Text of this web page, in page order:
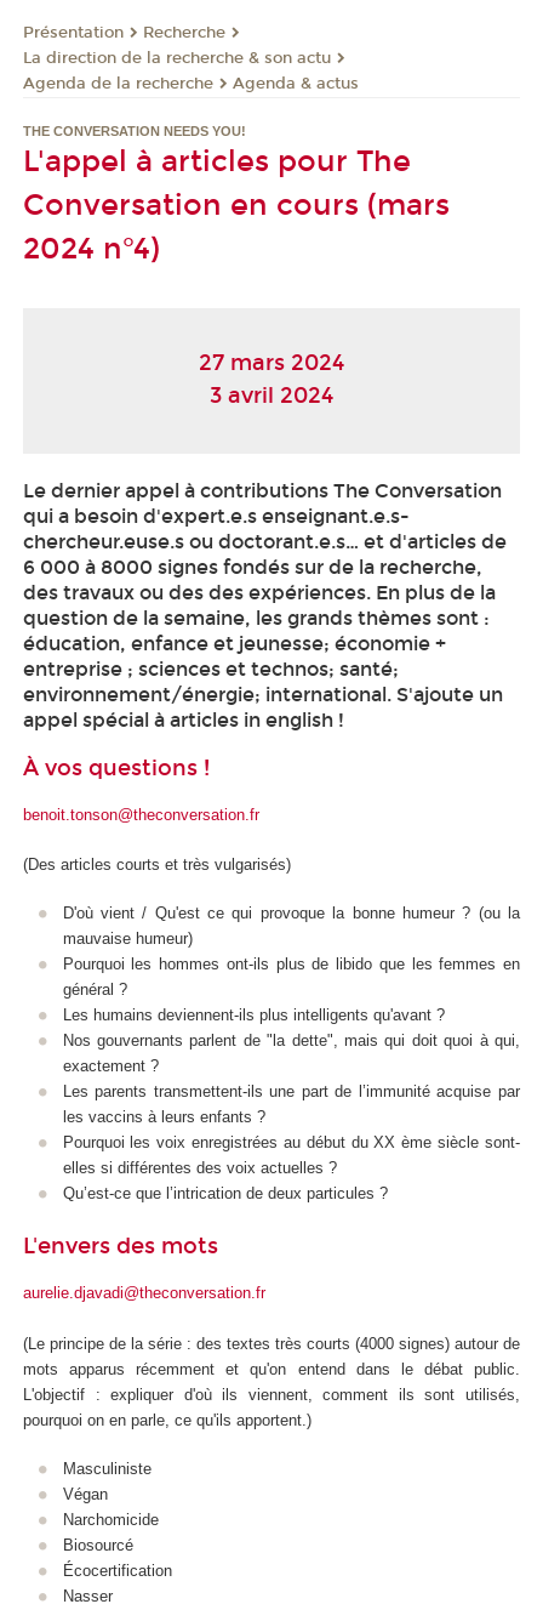
Présentation
Recherche
La direction de la recherche & son actu
Agenda de la recherche
Agenda & actus
THE CONVERSATION NEEDS YOU!
L'appel à articles pour The
Conversation en cours (mars
2024 n°4)
27 mars 2024
3 avril 2024
Le dernier appel à contributions The Conversation
qui a besoin d'expert.e.s enseignant.e.s-
chercheur.euse.s ou doctorant.e.s… et d'articles de
6 000 à 8000 signes fondés sur de la recherche,
des travaux ou des des expériences. En plus de la
question de la semaine, les grands thèmes sont :
éducation, enfance et jeunesse; économie +
entreprise ; sciences et technos; santé;
environnement/énergie; international. S'ajoute un
appel spécial à articles in english !
À vos questions !
benoit.tonson@theconversation.fr
(Des articles courts et très vulgarisés)
D'où vient / Qu'est ce qui provoque la bonne humeur ? (ou la
mauvaise humeur)
Pourquoi les hommes ont-ils plus de libido que les femmes en
général ?
Les humains deviennent-ils plus intelligents qu'avant ?
Nos gouvernants parlent de "la dette", mais qui doit quoi à qui,
exactement ?
Les parents transmettent-ils une part de l’immunité acquise par
les vaccins à leurs enfants ?
Pourquoi les voix enregistrées au début du XX ème siècle sont-
elles si différentes des voix actuelles ?
Qu’est-ce que l’intrication de deux particules ?
L'envers des mots
aurelie.djavadi@theconversation.fr
(Le principe de la série : des textes très courts (4000 signes) autour de
mots apparus récemment et qu'on entend dans le débat public.
L'objectif : expliquer d'où ils viennent, comment ils sont utilisés,
pourquoi on en parle, ce qu'ils apportent.)
Masculiniste
Végan
Narchomicide
Biosourcé
Écocertification
Nasser